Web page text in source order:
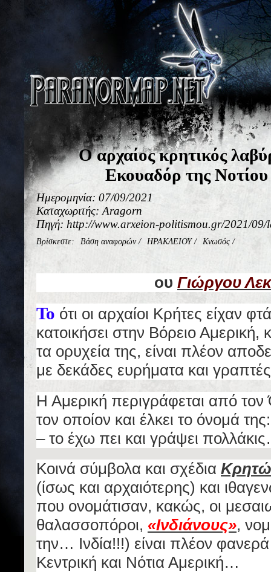
Ο αρχαίος κρητικός
Εκουαδόρ της
Ημερομηνία: 07/09/2021
Καταχωριτής: Aragorn
Πηγή: http://www.arxeion-politismou.gr/2021/09/
Βρίσκεστε: Βάση αναφορών/ ΗΡΑΚΛΕΙΟΥ/ Κνωσός /
ου Γιώργου
Το ότι οι αρχαίοι Κρήτες είχαν
κατοικήσει στην Βόρειο Αμερική,
τα ορυχεία της, είναι πλέον
με δεκάδες ευρήματα και
Η Αμερική περιγράφεται από
τον οποίον και έλκει το όνομά της:
– το έχω πει και γράψει
Κοινά σύμβολα και σχέδια
(ίσως και αρχαιότερης) και
που ονομάτισαν, κακώς, οι
θαλασσοπόροι, «Ινδιάνους»,
την… Ινδία!!!) είναι πλέον
Κεντρική και Νότια Αμερική…